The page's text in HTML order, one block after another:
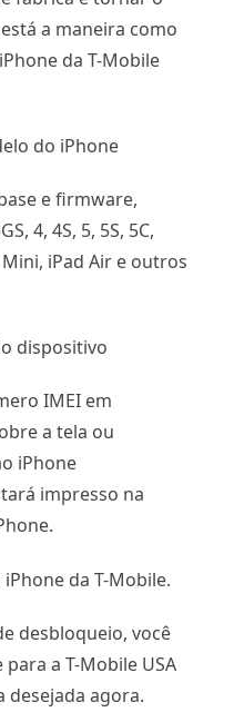
a maneira como
da T-Mobile
do iPhone
e firmware,
4, 4S, 5, 5S, 5C,
Mini, iPad Air e outros
dispositivo
IMEI em
a tela ou
iPhone
impresso na
da T-Mobile.
desbloqueio, você
a T-Mobile USA
agora.